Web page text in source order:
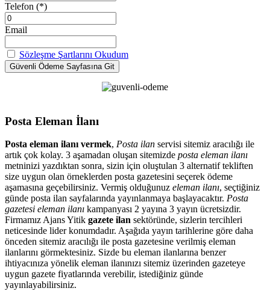
Telefon (*)
Email
Sözleşme Şartlarını Okudum
Posta Eleman İlanı
Posta eleman ilanı vermek, Posta ilan servisi sitemiz aracılığı ile
artık çok kolay. 3 aşamadan oluşan sitemizde posta eleman ilanı
metninizi yazdıktan sonra, sizin için oluştulan 3 alternatif tekliften
size uygun olan örneklerden posta gazetesini seçerek ödeme
aşamasına geçebilirsiniz. Vermiş olduğunuz eleman ilanı, seçtiğiniz
günde posta ilan sayfalarında yayınlanmaya başlayacaktır. Posta
gazetesi eleman ilanı kampanyası 2 yayına 3 yayın ücretsizdir.
Firmamız Ajans Yitik gazete ilan sektöründe, sizlerin tercihleri
neticesinde lider konumdadır. Aşağıda yayın tarihlerine göre daha
önceden sitemiz aracılığı ile posta gazetesine verilmiş eleman
ilanlarını görmektesiniz. Sizde bu eleman ilanlarına benzer
ihtiyacınıza yönelik eleman ilanınızı sitemiz üzerinden gazeteye
uygun gazete fiyatlarında verebilir, istediğiniz günde
yayınlayabilirsiniz.